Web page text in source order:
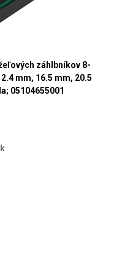
záhlbníkov 8-
mm, 16.5 mm, 20.5
05104655001